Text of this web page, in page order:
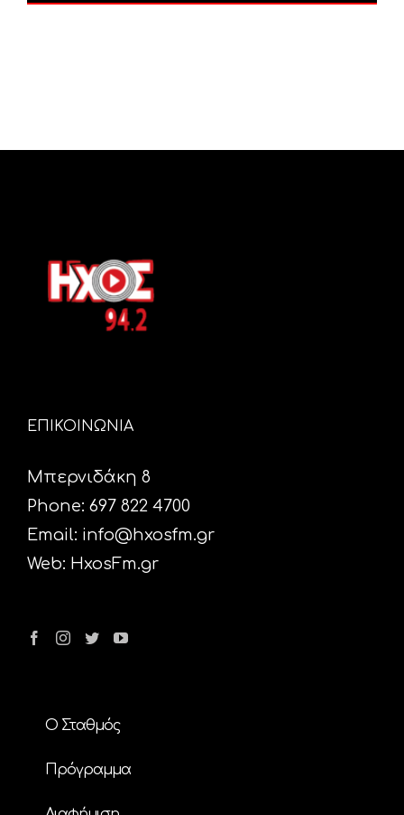
ΕΠΙΚΟΙΝΩΝΙΑ
Μπερνιδάκη 8
Phone: 697 822 4700
Email: info@hxosfm.gr
Web: HxosFm.gr
Ο Σταθμός
Πρόγραμμα